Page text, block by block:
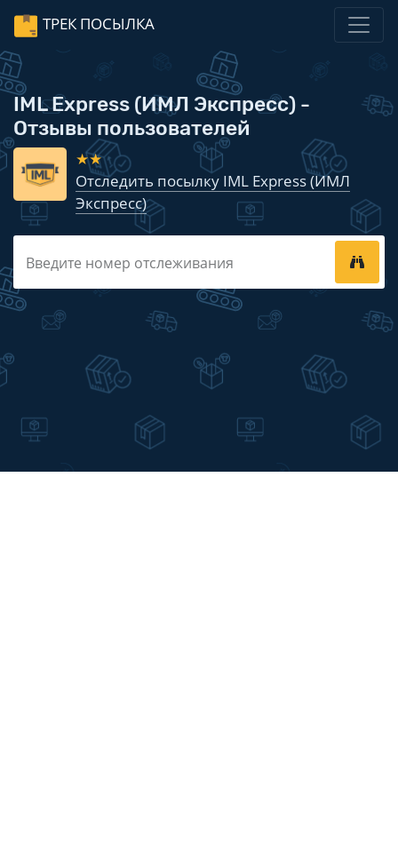
ТРЕК ПОСЫЛКА
IML Express (ИМЛ Экспресс) -
Отзывы пользователей
★★
Отследить посылку IML Express (ИМЛ
Экспресс)